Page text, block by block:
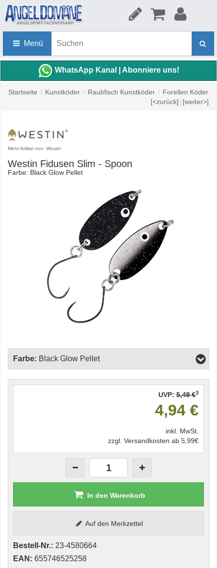
Menü
WhatsApp Kanal | Abonniere uns!
Startseite / Kunstköder / Raubfisch Kunstköder / Forellen Köder
[<zurück] | [weiter>]
Mehr Artikel von: Westin
Westin Fidusen Slim - Spoon
Farbe: Black Glow Pellet
Farbe: Black Glow Pellet
UVP: 5,49 €3
4,94 €
inkl. MwSt.
zzgl. Versandkosten ab 5,99€
In den Warenkorb
Auf den Merkzettel
Bestell-Nr.: 23-4580664
EAN: 655746525258